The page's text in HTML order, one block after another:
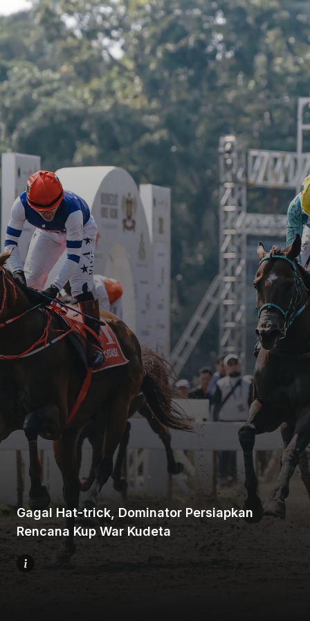
Beranda
Bagikan
Sebelumnya
Gagal Hat-trick, Dominator Persiapkan
Rencana Kup War Kudeta